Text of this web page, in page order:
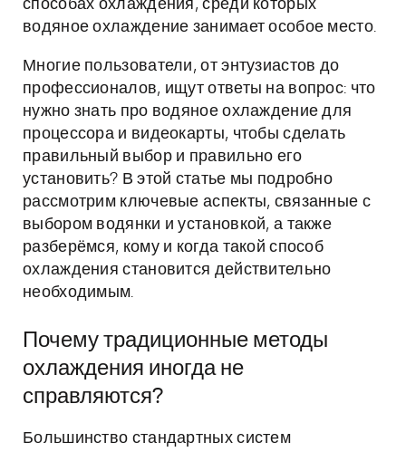
способах охлаждения, среди которых
водяное охлаждение занимает особое место.
Многие пользователи, от энтузиастов до
профессионалов, ищут ответы на вопрос: что
нужно знать про водяное охлаждение для
процессора и видеокарты, чтобы сделать
правильный выбор и правильно его
установить? В этой статье мы подробно
рассмотрим ключевые аспекты, связанные с
выбором водянки и установкой, а также
разберёмся, кому и когда такой способ
охлаждения становится действительно
необходимым.
Почему традиционные методы
охлаждения иногда не
справляются?
Большинство стандартных систем